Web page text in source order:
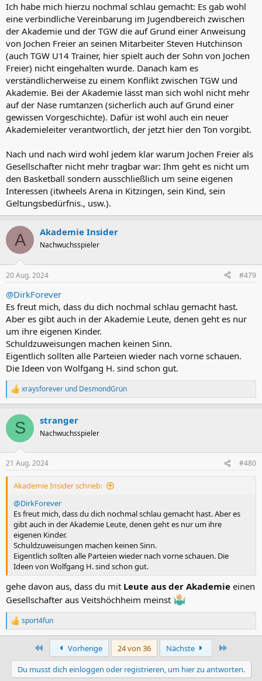
Ich habe mich hierzu nochmal schlau gemacht: Es gab wohl
eine verbindliche Vereinbarung im Jugendbereich zwischen
der Akademie und der TGW die auf Grund einer Anweisung
von Jochen Freier an seinen Mitarbeiter Steven Hutchinson
(auch TGW U14 Trainer, hier spielt auch der Sohn von Jochen
Freier) nicht eingehalten wurde. Danach kam es
verständlicherweise zu einem Konflikt zwischen TGW und
Akademie. Bei der Akademie lässt man sich wohl nicht mehr
auf der Nase rumtanzen (sicherlich auch auf Grund einer
gewissen Vorgeschichte). Dafür ist wohl auch ein neuer
Akademieleiter verantwortlich, der jetzt hier den Ton vorgibt.
Nach und nach wird wohl jedem klar warum Jochen Freier als
Gesellschafter nicht mehr tragbar war: Ihm geht es nicht um
den Basketball sondern ausschließlich um seine eigenen
Interessen (itwheels Arena in Kitzingen, sein Kind, sein
Geltungsbedürfnis., usw.).
A Akademie Insider
Nachwuchsspieler
20 Aug. 2024 #479
@DirkForever
Es freut mich, dass du dich nochmal schlau gemacht hast.
Aber es gibt auch in der Akademie Leute, denen geht es nur
um ihre eigenen Kinder.
Schuldzuweisungen machen keinen Sinn.
Eigentlich sollten alle Parteien wieder nach vorne schauen.
Die Ideen von Wolfgang H. sind schon gut.
R
e
k
i
e
n
xraysforever und DesmondGrün
S stranger
Nachwuchsspieler
21 Aug. 2024 #480
Akademie Insider schrieb:
@DirkForever
Es freut mich, dass du dich nochmal schlau gemacht hast. Aber es
gibt auch in der Akademie Leute, denen geht es nur um ihre
eigenen Kinder.
Schuldzuweisungen machen keinen Sinn.
Eigentlich sollten alle Parteien wieder nach vorne schauen. Die
Ideen von Wolfgang H. sind schon gut.
gehe davon aus, dass du mit Leute aus der Akademie einen
Gesellschafter aus Veitshöchheim meinst
R
e
t
sport4fun
Erste Vorherige 24 von 36 Nächste
Du musst dich einloggen oder registrieren, um hier zu antworten.